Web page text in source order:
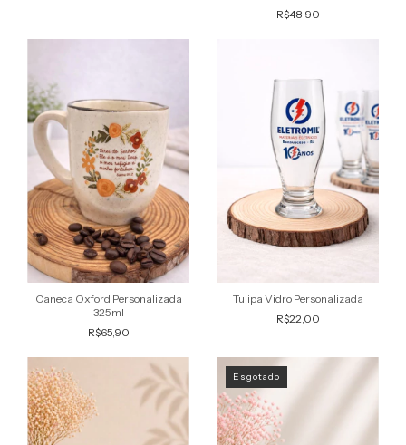
R$48,90
Caneca Oxford Personalizada
325ml
R$65,90
Tulipa Vidro Personalizada
R$22,00
Esgotado